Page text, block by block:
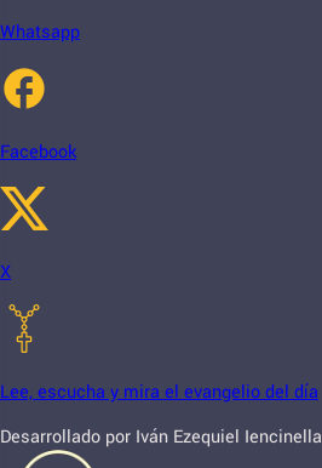
Whatsapp
Facebook
X
Lee, escucha y mira el evangelio del día
Desarrollado por Iván Ezequiel Iencinella